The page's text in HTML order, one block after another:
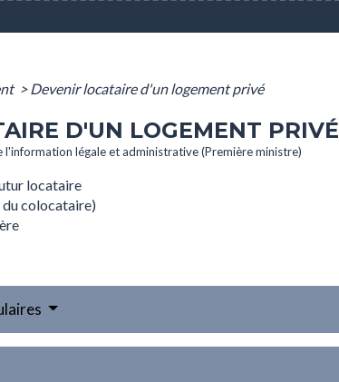
> Devenir locataire d'un logement privé
D'UN LOGEMENT PRIVÉ
légale et administrative (Première ministre)
locataire
colocataire)